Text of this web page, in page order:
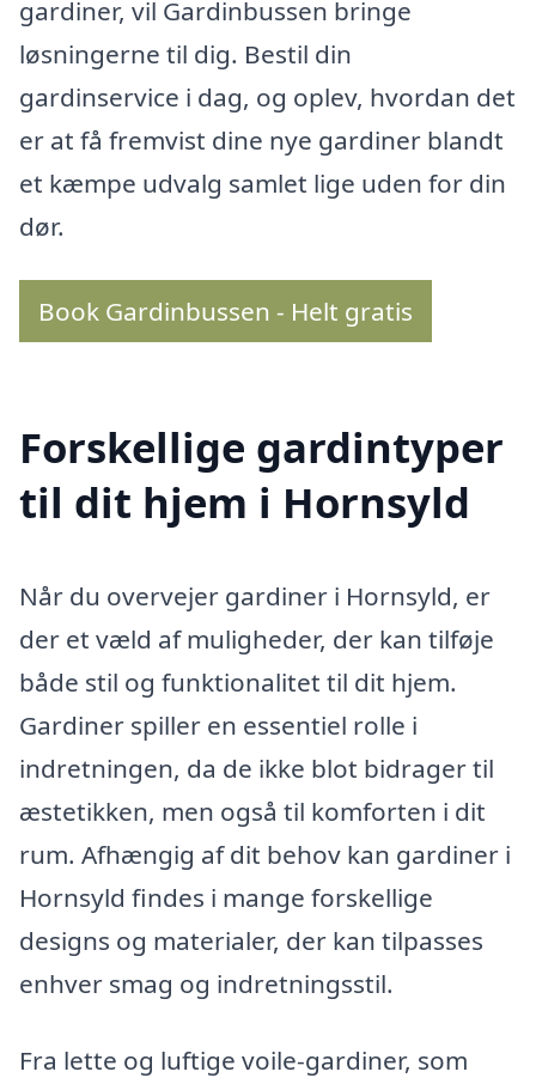
gardiner, vil Gardinbussen bringe
løsningerne til dig. Bestil din
gardinservice i dag, og oplev, hvordan det
er at få fremvist dine nye gardiner blandt
et kæmpe udvalg samlet lige uden for din
dør.
Book Gardinbussen - Helt gratis
Forskellige gardintyper
til dit hjem i Hornsyld
Når du overvejer gardiner i Hornsyld, er
der et væld af muligheder, der kan tilføje
både stil og funktionalitet til dit hjem.
Gardiner spiller en essentiel rolle i
indretningen, da de ikke blot bidrager til
æstetikken, men også til komforten i dit
rum. Afhængig af dit behov kan gardiner i
Hornsyld findes i mange forskellige
designs og materialer, der kan tilpasses
enhver smag og indretningsstil.
Fra lette og luftige voile-gardiner, som